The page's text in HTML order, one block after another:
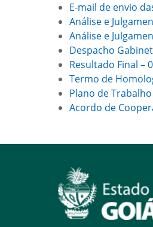
E-mail de envio
Análise e
Análise e
Despacho
Resultado Final –
Termo de
Plano de
Acordo de